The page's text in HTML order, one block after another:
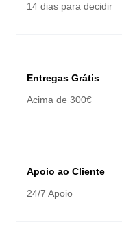
14 dias para decidir
Entregas Grátis
Acima de 300€
Apoio ao Cliente
24/7 Apoio